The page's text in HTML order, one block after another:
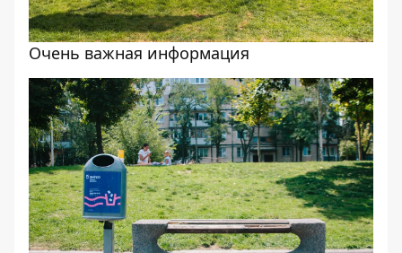
Очень важная информация